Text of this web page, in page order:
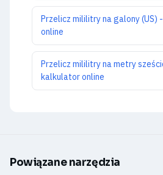
Przelicz mililitry na galony (US)
online
Przelicz mililitry na metry
kalkulator online
Powiązane narzędzia